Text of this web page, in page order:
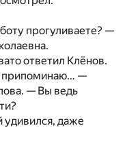
прогуливаете? —
ответил Клёнов.
припоминаю… —
— Вы ведь
удивился, даже